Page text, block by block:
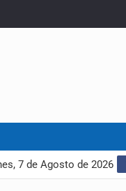
7 de Agosto de 2026